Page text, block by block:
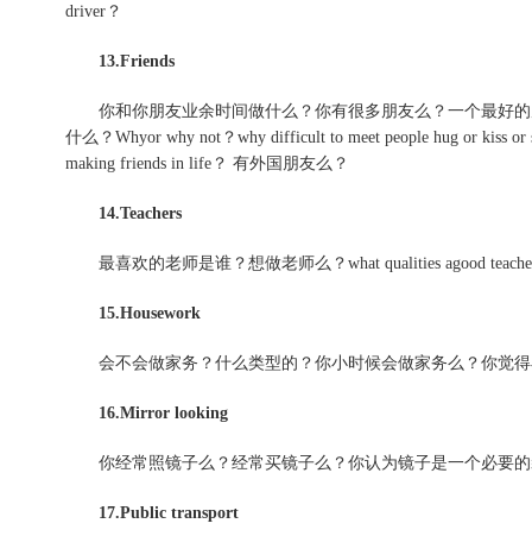
driver？
13.Friends
你和你朋友业余时间做什么？你有很多朋友么？一个最好
什么？Whyor why not？why difficult to meet people hug or kiss
making friends in life？ 有外国朋友么？
14.Teachers
最喜欢的老师是谁？想做老师么？what qualities agood
15.Housework
会不会做家务？什么类型的？你小时候会做家务么？你觉
16.Mirror looking
你经常照镜子么？经常买镜子么？你认为镜子是一个必要
17.Public transport